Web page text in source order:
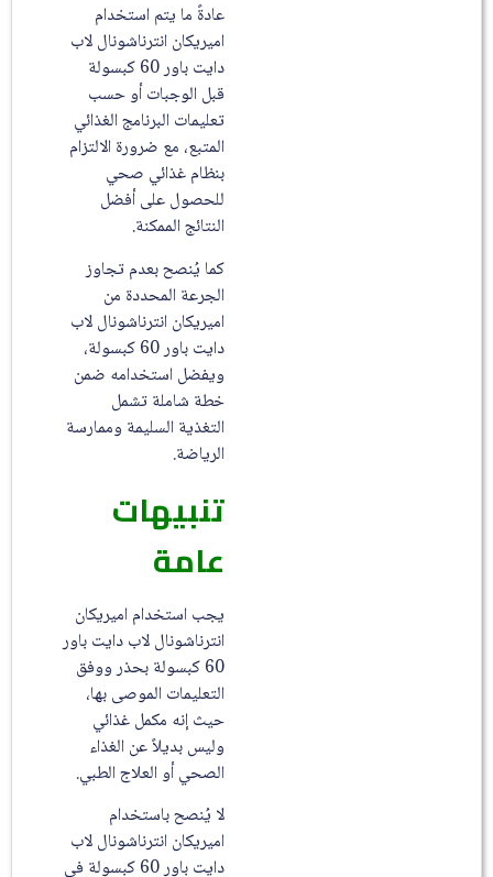
عادةً ما يتم استخدام
اميريكان انترناشونال لاب
دايت باور 60 كبسولة
قبل الوجبات أو حسب
تعليمات البرنامج الغذائي
المتبع، مع ضرورة الالتزام
بنظام غذائي صحي
للحصول على أفضل
النتائج الممكنة.
كما يُنصح بعدم تجاوز
الجرعة المحددة من
اميريكان انترناشونال لاب
دايت باور 60 كبسولة،
ويفضل استخدامه ضمن
خطة شاملة تشمل
التغذية السليمة وممارسة
الرياضة.
تنبيهات
عامة
يجب استخدام اميريكان
انترناشونال لاب دايت باور
60 كبسولة بحذر ووفق
التعليمات الموصى بها،
حيث إنه مكمل غذائي
وليس بديلاً عن الغذاء
الصحي أو العلاج الطبي.
لا يُنصح باستخدام
اميريكان انترناشونال لاب
دايت باور 60 كبسولة في